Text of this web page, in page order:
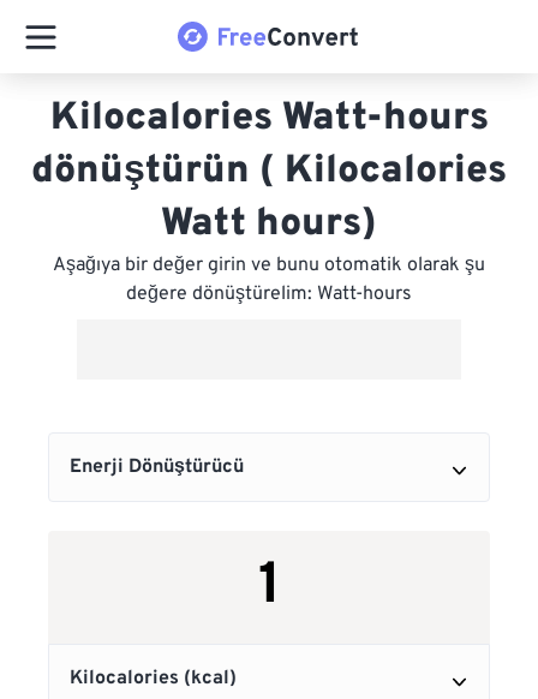
Kilocalories Watt-hours
dönüştürün ( Kilocalories
Watt hours)
Aşağıya bir değer girin ve bunu otomatik olarak şu
değere dönüştürelim: Watt-hours